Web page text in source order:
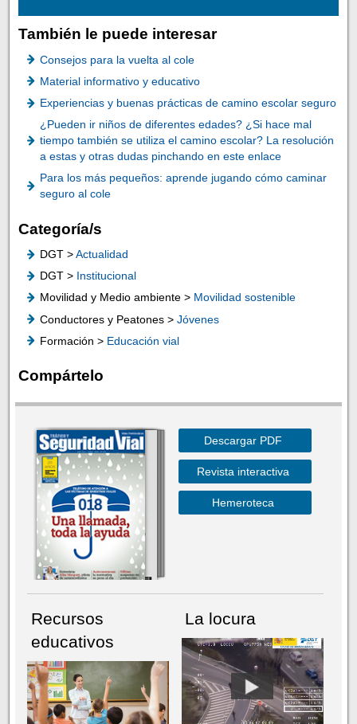
También le puede interesar
Consejos para la vuelta al cole
Material informativo y educativo
Experiencias y buenas prácticas de camino escolar seguro
¿Pueden ir niños de diferentes edades? ¿Si hace mal
tiempo también se utiliza el camino escolar? La resolución
a estas y otras dudas pinchando en este enlace
Para los más pequeños: aprende jugando cómo caminar
seguro al cole
Categoría/s
DGT >Actualidad
DGT > Institucional
Movilidad y Medio ambiente > Movilidad sostenible
Conductores y Peatones > Jóvenes
Formación > Educación vial
Compártelo
Descargar PDF
Revista interactiva
Hemeroteca
Recursos
educativos
La locura